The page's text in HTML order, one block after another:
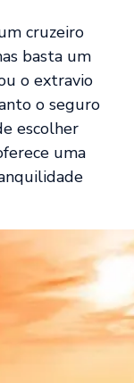
cruzeiro
basta um
o extravio
o seguro
escolher
uma